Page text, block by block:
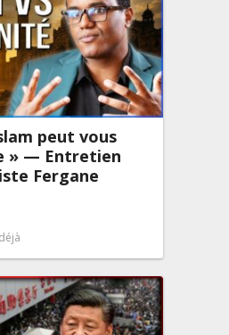
peut vous
» — Entretien
Fergane